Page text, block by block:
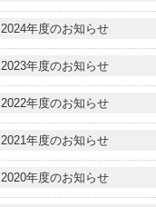
2024年度のお知らせ
2023年度のお知らせ
2022年度のお知らせ
2021年度のお知らせ
2020年度のお知らせ